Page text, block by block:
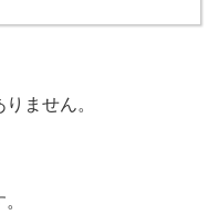
ません。